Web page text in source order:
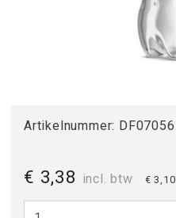
Artikelnummer: DF07056
€ 3,38 incl. btw € 3,10